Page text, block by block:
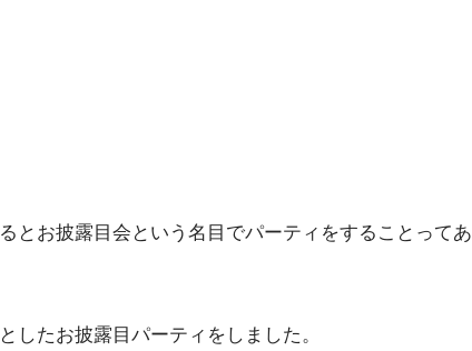
とお披露目会という名目でパーティをすることってあ
したお披露目パーティをしました。